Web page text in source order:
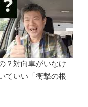
？対向車がいなけ
ていい「衝撃の根